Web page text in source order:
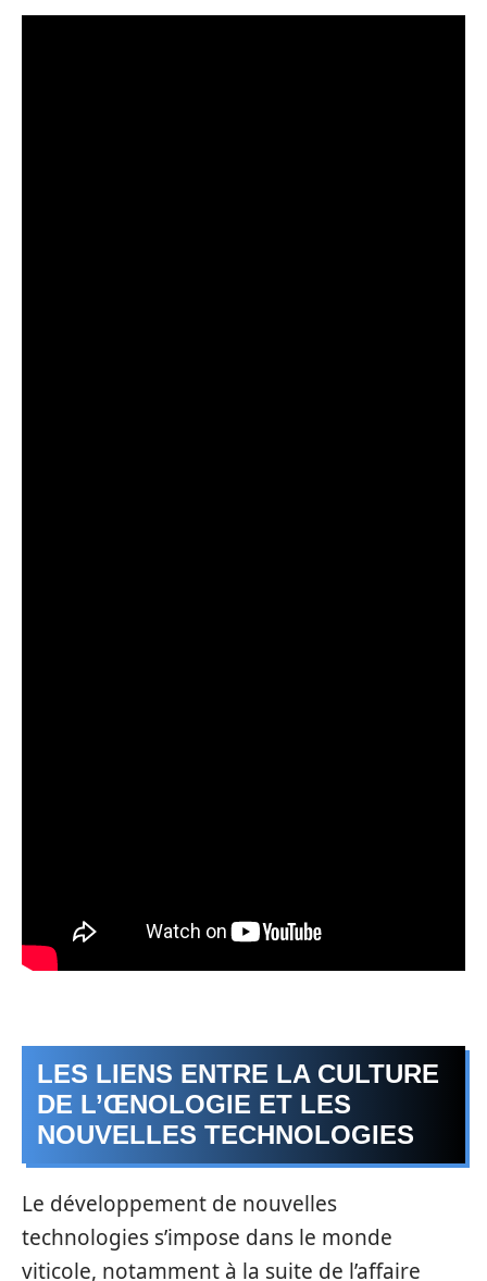
LES LIENS ENTRE LA CULTURE
DE L’ŒNOLOGIE ET LES
NOUVELLES TECHNOLOGIES
Le développement de nouvelles
technologies s’impose dans le monde
viticole, notamment à la suite de l’affaire